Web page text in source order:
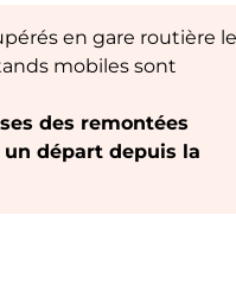
en gare routière le
mobiles sont
des remontées
départ depuis la